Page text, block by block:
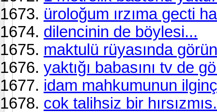
üroloğum ırzıma gecti
dilencinin de böylesi...
maktulü rüyasında
yaktığı babasını tv de
idam mahkumunun
cok talihsiz bir